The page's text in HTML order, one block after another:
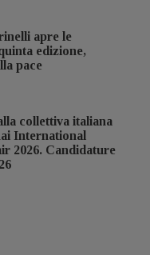
apre le
edizione,
pace
collettiva italiana
International
2026. Candidature